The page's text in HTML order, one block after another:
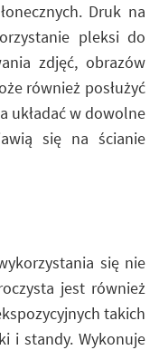
Druk na
pleksi do
zdjęć, obrazów
również posłużyć
układać w dowolne
się na ścianie
się nie
jest również
takich
i standy. Wykonuje